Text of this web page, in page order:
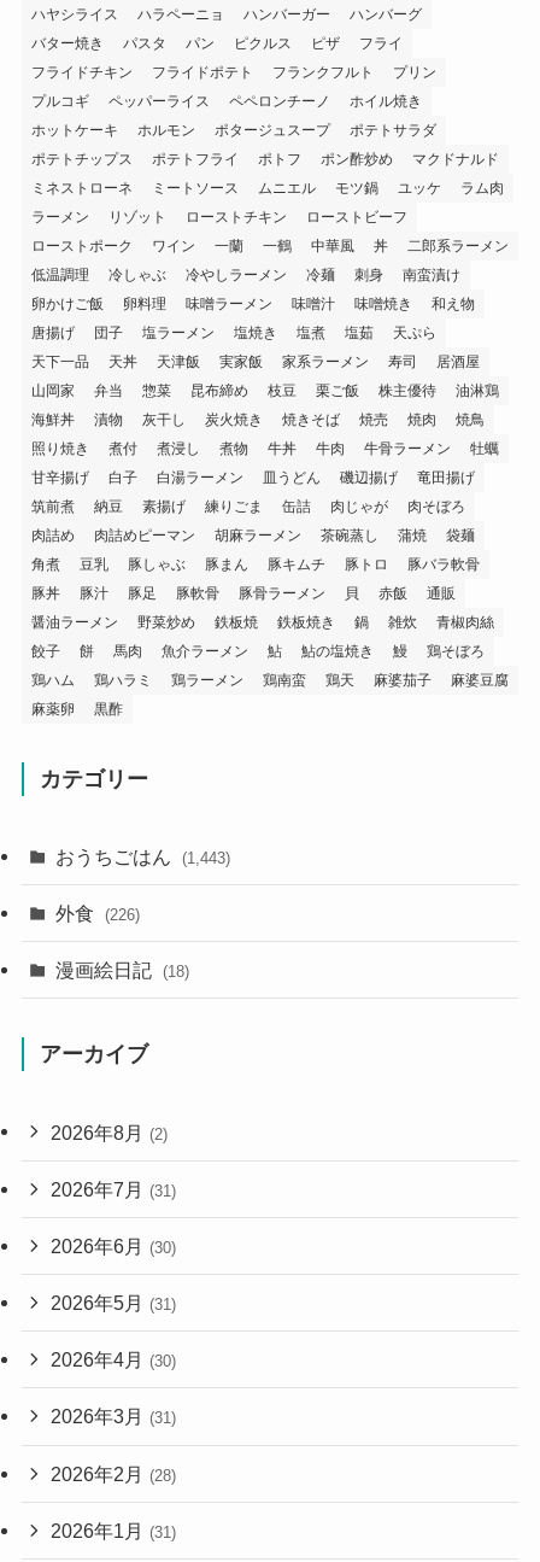
ハヤシライス ハラペーニョ ハンバーガー
ハンバーグ
バター焼き
パスタ パン ピクルス ピザ
フライ
フライドチキン
フライドポテト フランクフルト
プリン
プルコギ
ペッパーライス ペペロンチーノ
ホイル焼き
ホットケーキ
ホルモン ポタージュスープ
ポテトサラダ
ポテトチップス
ポテトフライ ポトフ ポン酢炒め
マクドナルド
ミネストローネ
ミートソース ムニエル モツ鍋 ユッケ
ラム肉
ラーメン
リゾット ローストチキン
ローストビーフ
ローストポーク
ワイン 一蘭 一鶴 中華風 丼
二郎系ラーメン
低温調理
冷しゃぶ 冷やしラーメン 冷麺 刺身
南蛮漬け
卵かけご飯
卵料理 味噌ラーメン 味噌汁 味噌焼き
和え物
唐揚げ
団子 塩ラーメン 塩焼き 塩煮 塩茹
天ぷら
天下一品
天丼 天津飯 実家飯 家系ラーメン 寿司
居酒屋
山岡家
弁当 惣菜 昆布締め 枝豆 栗ご飯 株主優待
油淋鶏
海鮮丼
漬物 灰干し 炭火焼き 焼きそば 焼売 焼肉
焼鳥
照り焼き
煮付 煮浸し 煮物 牛丼 牛肉 牛骨ラーメン
牡蠣
甘辛揚げ
白子 白湯ラーメン 皿うどん 磯辺揚げ
竜田揚げ
筑前煮
納豆 素揚げ 練りごま 缶詰 肉じゃが
肉そぼろ
肉詰め
肉詰めピーマン 胡麻ラーメン 茶碗蒸し 蒲焼
袋麺
角煮
豆乳 豚しゃぶ 豚まん 豚キムチ 豚トロ
豚バラ軟骨
豚丼
豚汁 豚足 豚軟骨 豚骨ラーメン 貝 赤飯
通販
醤油ラーメン
野菜炒め 鉄板焼 鉄板焼き 鍋 雑炊
青椒肉絲
餃子
餅 馬肉 魚介ラーメン 鮎 鮎の塩焼き 鰻
鶏そぼろ
鶏ハム
鶏ハラミ 鶏ラーメン 鶏南蛮 鶏天 麻婆茄子
麻婆豆腐
麻薬卵
黒酢
カテゴリー
おうちごはん (1,443)
外食 (226)
漫画絵日記 (18)
アーカイブ
2026年8月 (2)
2026年7月 (31)
2026年6月 (30)
2026年5月 (31)
2026年4月 (30)
2026年3月 (31)
2026年2月 (28)
2026年1月 (31)